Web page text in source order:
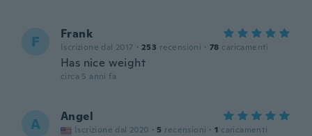
F Frank
Iscrizione dal 2017 · 253 recensioni · 78 caricamenti
Has nice weight
circa 5 anni fa
A Angel
Iscrizione dal 2020 · 5 recensioni · 1 caricamenti